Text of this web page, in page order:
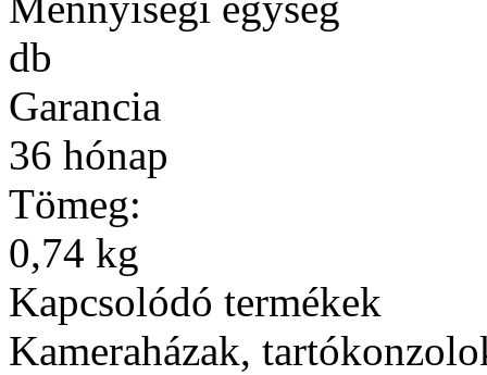
db
Garancia
36 hónap
Tömeg:
0,74 kg
Kapcsolódó termékek
Kameraházak,